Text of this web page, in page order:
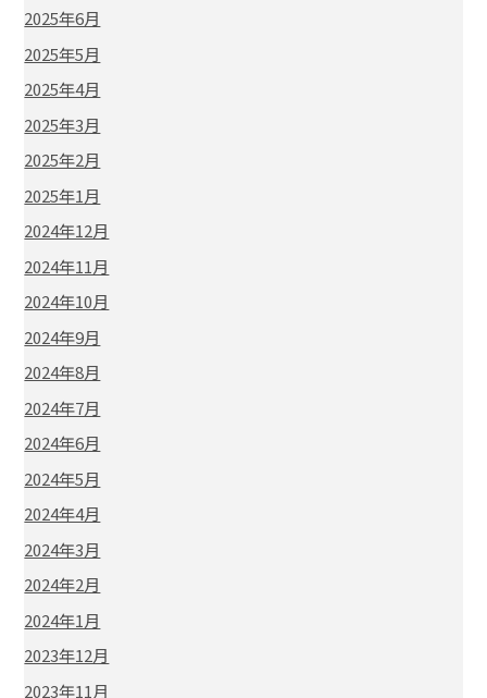
2025年6月
2025年5月
2025年4月
2025年3月
2025年2月
2025年1月
2024年12月
2024年11月
2024年10月
2024年9月
2024年8月
2024年7月
2024年6月
2024年5月
2024年4月
2024年3月
2024年2月
2024年1月
2023年12月
2023年11月